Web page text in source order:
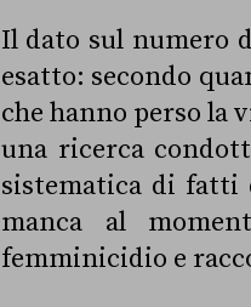
Il dato sul numero
esatto: secondo
che hanno perso la
una ricerca
sistematica di fatti
manca al
femminicidio e